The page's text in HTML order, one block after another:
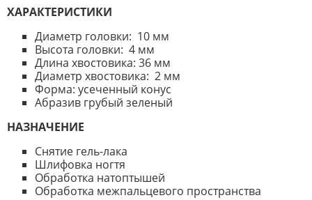
ХАРАКТЕРИСТИКИ
Диаметр головки: 10 мм
Высота головки: 4 мм
Длина хвостовика: 36 мм
Диаметр хвостовика: 2 мм
Форма: усеченный конус
Абразив грубый зеленый
НАЗНАЧЕНИЕ
Снятие гель-лака
Шлифовка ногтя
Обработка натоптышей
Обработка межпальцевого пространства